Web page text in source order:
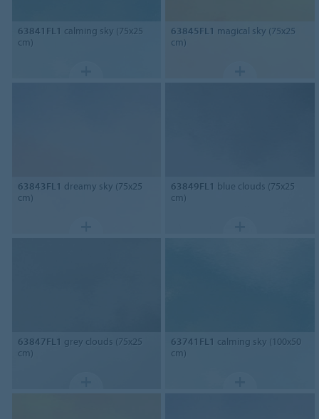
63841FL1 calming sky (75x25
cm)
63845FL1 magical sky (75x25
cm)
63843FL1 dreamy sky (75x25
cm)
63849FL1 blue clouds (75x25
cm)
63847FL1 grey clouds (75x25
cm)
63741FL1 calming sky (100x50
cm)